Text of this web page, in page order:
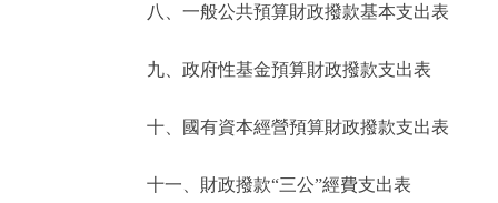
八、一般公共預算財政撥款基本支出表
九、政府性基金預算財政撥款支出表
十、國有資本經營預算財政撥款支出表
十一、財政撥款“三公”經費支出表